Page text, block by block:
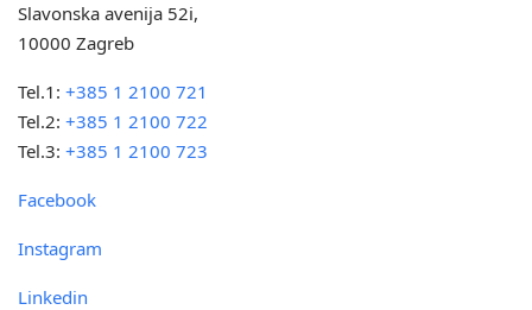
Slavonska avenija 52i,
10000 Zagreb
Tel.1:+385 1 2100 721
Tel.2:+385 1 2100 722
Tel.3:+385 1 2100 723
Facebook
Instagram
Linkedin